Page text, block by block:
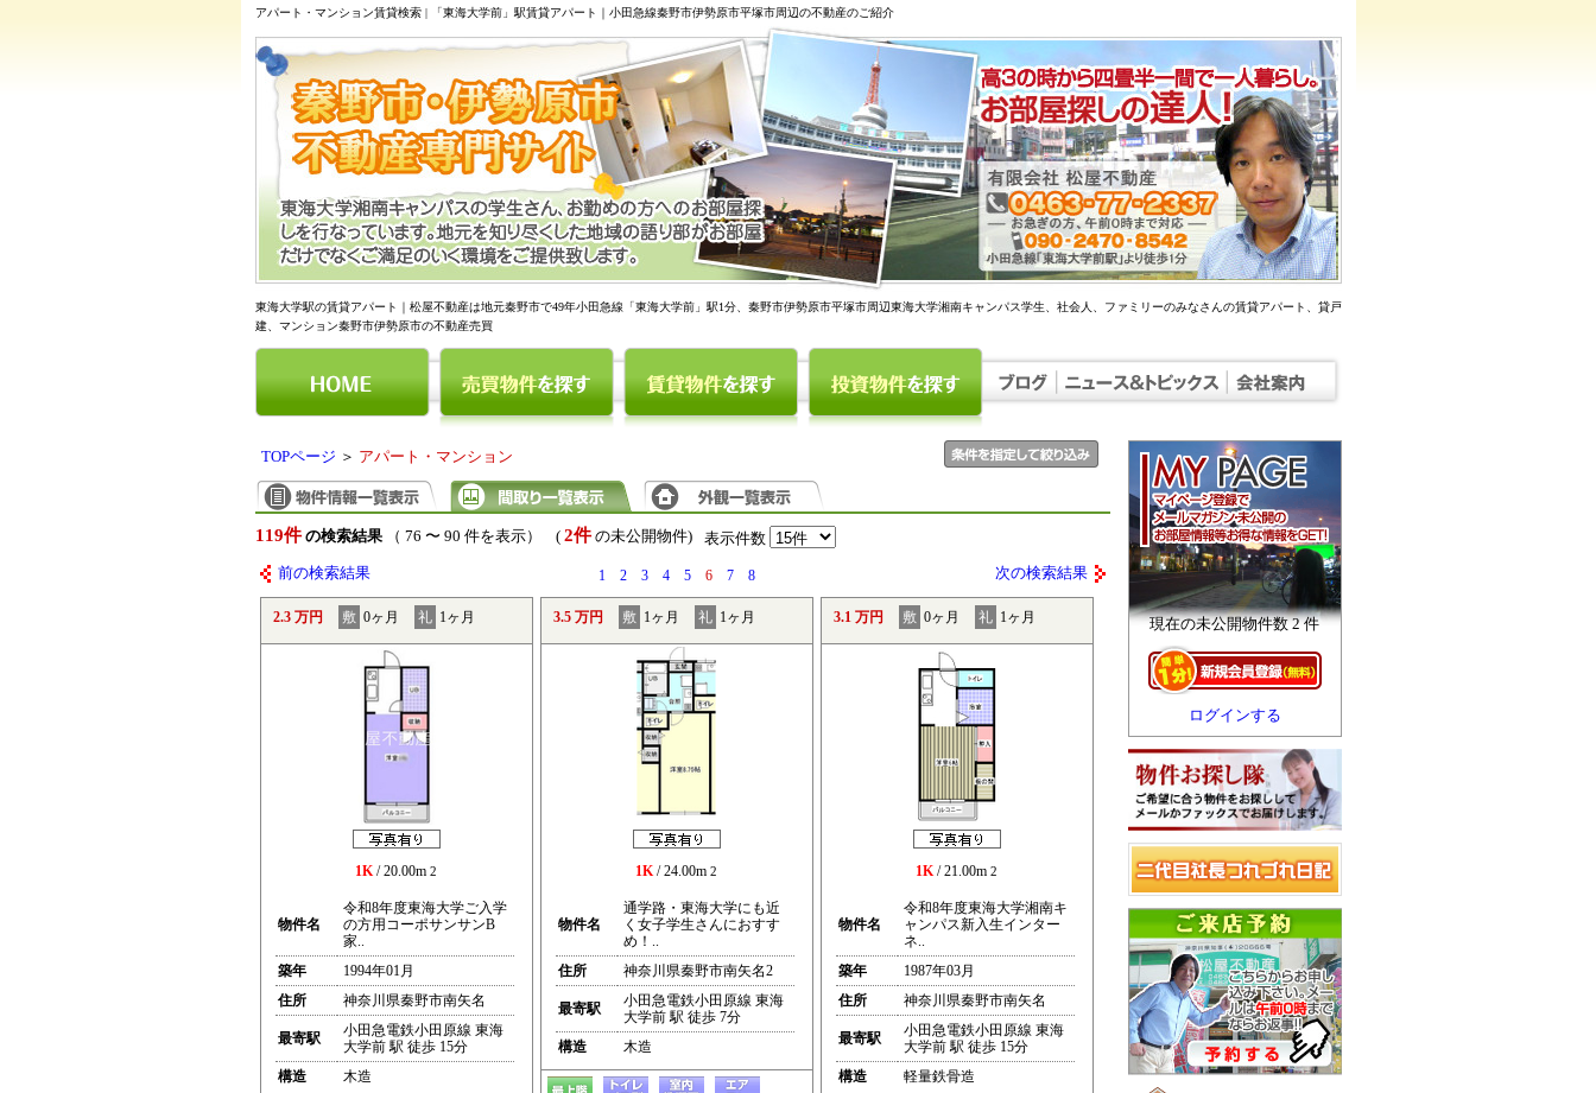
アパート・マンション賃貸検索 | 「東海大学前」駅賃貸アパート｜小田急線秦野市伊勢原市平塚市周辺の不動産のご紹介
東海大学駅の賃貸アパート｜松屋不動産は地元秦野市で49年小田急線「東海大学前」駅1分、秦野市伊勢原市平塚市周辺東海大学湘南キャンパス学生、社会人、ファミリーのみなさんの賃貸アパート、貸戸
建、マンション秦野市伊勢原市の不動産売買
現在の未公開物件数 2 件
ログインする
TOPページ ＞ アパート・マンション
119件 の検索結果（ 76 〜 90 件を表示） ( 2件の未公開物件) 表示件数
前の検索結果 1 2 3 4 5 6 7 8 次の検索結果
2.3 万円 敷 0ヶ月 礼 1ヶ月
1K/ 20.00m 2
物件名
令和8年度東海大学ご入学
の方用コーポサンサンB
家..
築年
1994年01月
住所
神奈川県秦野市南矢名
最寄駅
小田急電鉄小田原線 東海
大学前 駅 徒歩 15分
構造
木造
3.5 万円 敷 1ヶ月 礼 1ヶ月
1K/ 24.00m 2
物件名
通学路・東海大学にも近
く女子学生さんにおすす
め！..
住所
神奈川県秦野市南矢名2
最寄駅
小田急電鉄小田原線 東海
大学前 駅 徒歩 7分
構造
木造
3.1 万円 敷 0ヶ月 礼 1ヶ月
1K/ 21.00m 2
物件名
令和8年度東海大学湘南キ
ャンパス新入生インター
ネ..
築年
1987年03月
住所
神奈川県秦野市南矢名
最寄駅
小田急電鉄小田原線 東海
大学前 駅 徒歩 15分
構造
軽量鉄骨造